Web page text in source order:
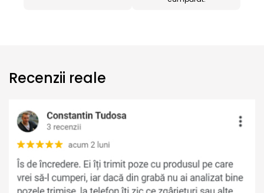
Recenzii reale